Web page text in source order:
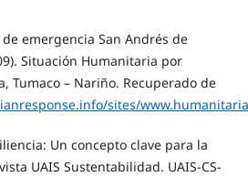
emergencia San Andrés de
Situación Humanitaria por
Tumaco – Nariño. Recuperado de
sites/
Un concepto clave para la
UAIS Sustentabilidad. UAIS-CS-